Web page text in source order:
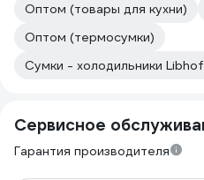
Оптом (товары для кухни)
Оптом (термосумки)
Сумки - холодильники
Сервисное
Гарантия производителя